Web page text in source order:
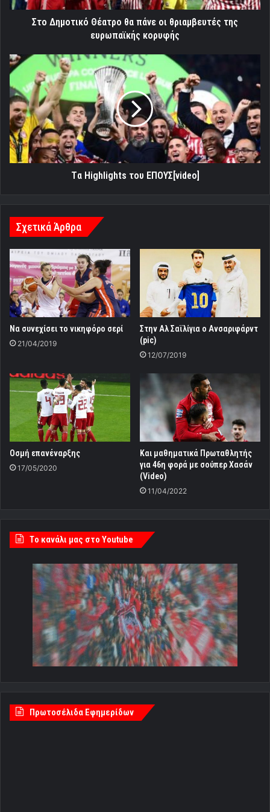
ευρωπαϊκής
κορυφήςΣτο Δημοτικό Θέατρο θα πάνε οι θριαμβευτές της
ευρωπαϊκής κορυφής
Tα
Highlights
του
ΕΠΟΥΣ[video]
Tα Highlights του ΕΠΟΥΣ[video]
Σχετικά Άρθρα
Nα συνεχίσει το νικηφόρο σερί
21/04/2019
Στην Αλ Σαϊλίγια ο Ανσαριφάρντ
(pic)
12/07/2019
Οσμή επανέναρξης
17/05/2020
Και μαθηματικά Πρωταθλητής
για 46η φορά με σούπερ Χασάν
(Video)
11/04/2022
Tο κανάλι μας στο Youtube
Πρωτοσέλιδα Εφημερίδων